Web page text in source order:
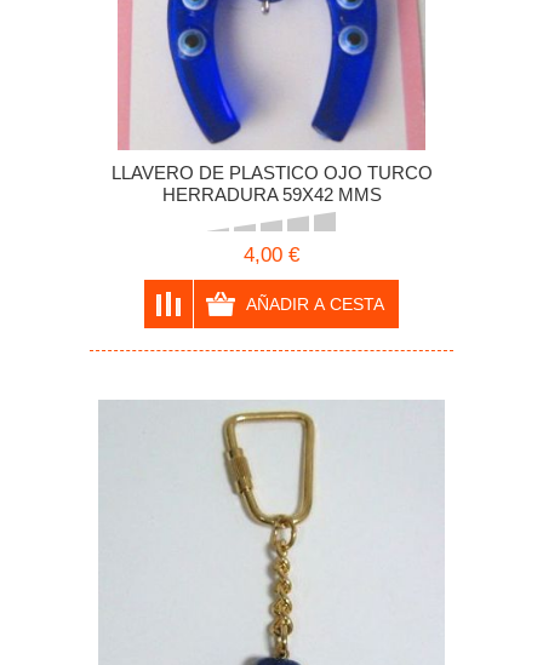
LLAVERO DE PLASTICO OJO TURCO
HERRADURA 59X42 MMS
4,00 €